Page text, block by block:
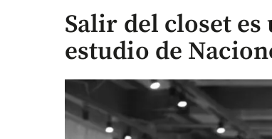
Salir del closet
estudio de